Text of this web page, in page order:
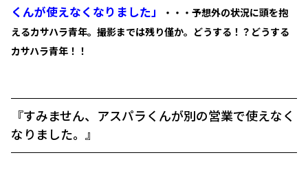
くんが使えなくなりました」
・・・予想外の状況に頭を抱
えるカサハラ青年。撮影までは残り僅か。どうする！？どうする
カサハラ青年！！
『すみません、アスパラくんが別の営業で使えなく
なりました。』